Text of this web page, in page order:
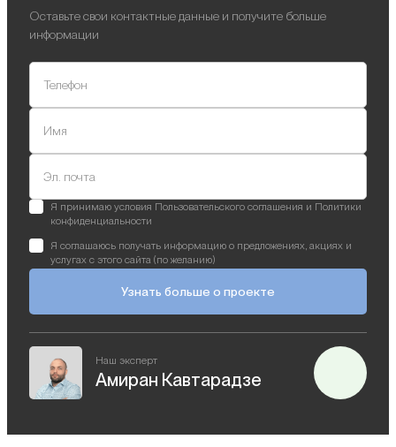
Оставьте свои контактные данные и получите больше
информации
Телефон
Имя
Эл. почта
Я принимаю условия Пользовательского соглашения и Политики
конфиденциальности
Я соглашаюсь получать информацию о предложениях, акциях и
услугах с этого сайта (по желанию)
Узнать больше о проекте
Наш эксперт
Амиран Кавтарадзе